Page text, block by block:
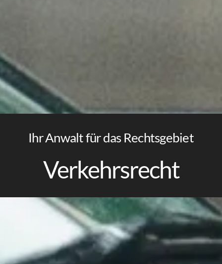
Ihr Anwalt für das Rechtsgebiet
Verkehrsrecht